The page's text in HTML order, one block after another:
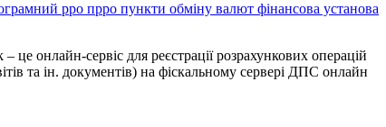
рро прро пункти обміну валют фінансова установа
сервіс для реєстрації розрахункових операцій
та ін. документів) на фіскальному сервері ДПС онлайн